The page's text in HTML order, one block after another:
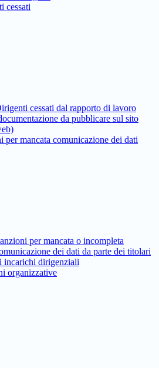
cessati
cessati dal rapporto di lavoro
da pubblicare sul sito
per mancata comunicazione dei dati
per mancata o incompleta
dei dati da parte dei titolari
incarichi dirigenziali
organizzative